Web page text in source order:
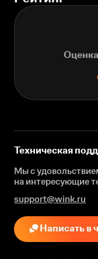
Техническая
Мы с
на интересующие
support@wink.ru
Написать в